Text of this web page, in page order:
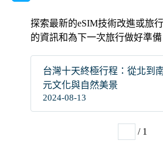
探索最新的eSIM技術改進或旅
的資訊和為下一次旅行做好準備
台灣十天終極行程：從北到
元文化與自然美景
2024-08-13
/ 1